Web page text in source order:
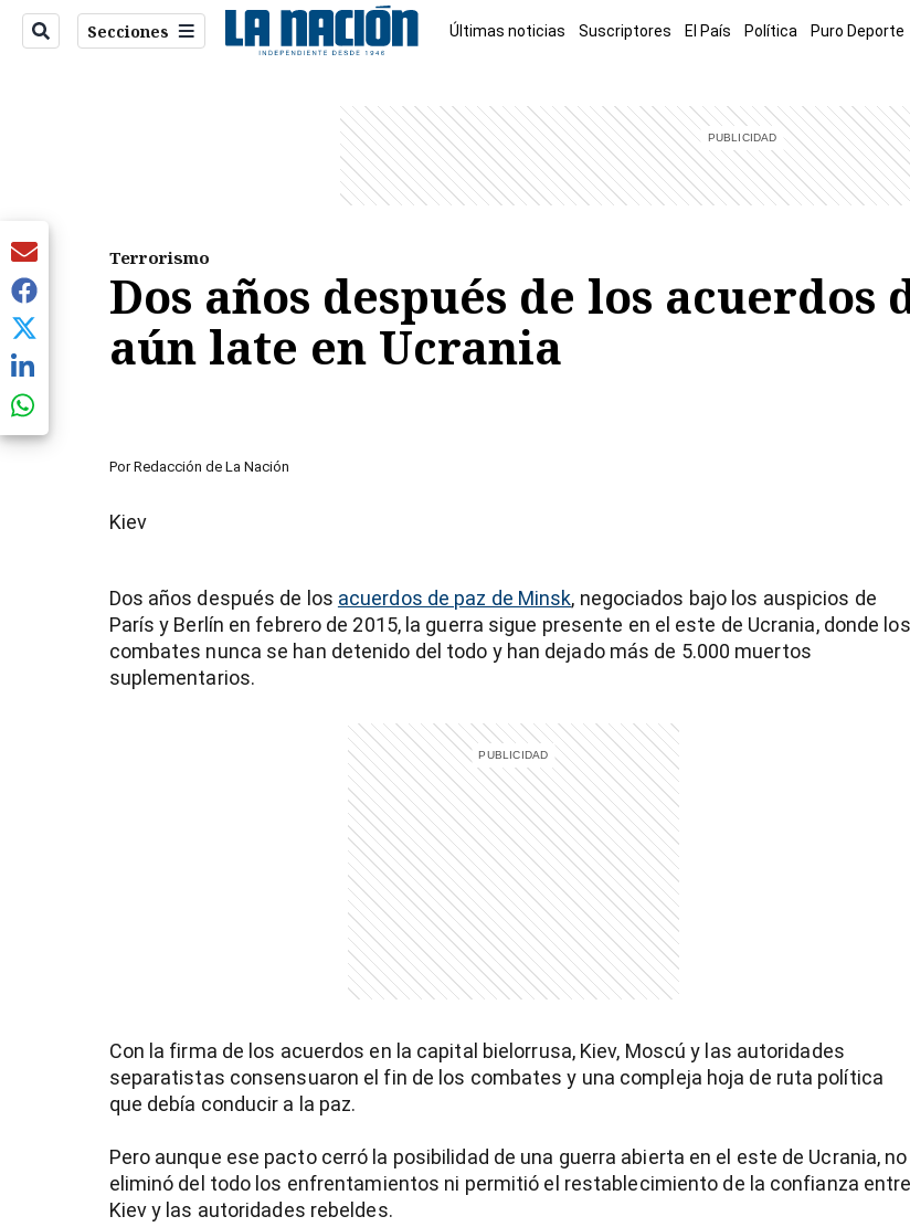
Secciones Últimas noticias Suscriptores El País Política Puro Deporte
Terrorismo
Dos años después de los
aún late en Ucrania
Por Redacción de La Nación
Kiev
Dos años después de los acuerdos de paz de Minsk, negociados bajo los auspicios de
París y Berlín en febrero de 2015, la guerra sigue presente en el este de Ucrania, donde los
combates nunca se han detenido del todo y han dejado más de 5.000 muertos
suplementarios.
Con la firma de los acuerdos en la capital bielorrusa, Kiev, Moscú y las autoridades
separatistas consensuaron el fin de los combates y una compleja hoja de ruta política
que debía conducir a la paz.
Pero aunque ese pacto cerró la posibilidad de una guerra abierta en el este de Ucrania, no
eliminó del todo los enfrentamientos ni permitió el restablecimiento de la confianza entre
Kiev y las autoridades rebeldes.